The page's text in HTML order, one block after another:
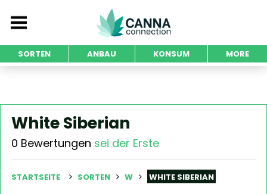
SORTEN ANBAU KONSUM MORE
White Siberian
0 Bewertungen sei der Erste
STARTSEITE SORTEN W WHITE SIBERIAN